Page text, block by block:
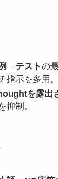
→テストの
指示を多用。
を露出
抑制。